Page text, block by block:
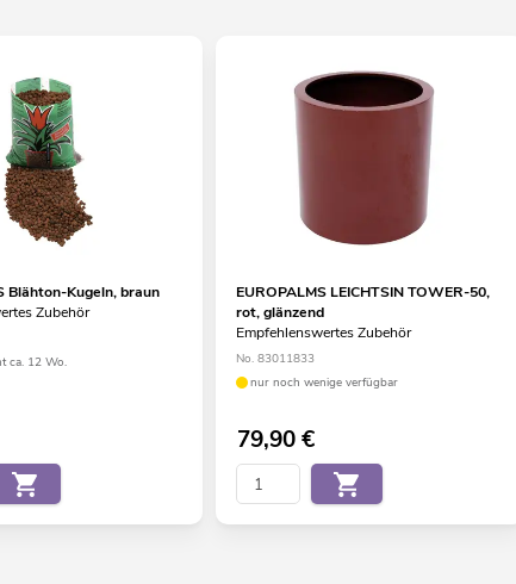
Blähton-Kugeln, braun
Zubehör
ca. 12 Wo.
EUROPALMS LEICHTSIN TOWER-50,
rot, glänzend
Empfehlenswertes Zubehör
No. 83011833
nur noch wenige verfügbar
79,90€